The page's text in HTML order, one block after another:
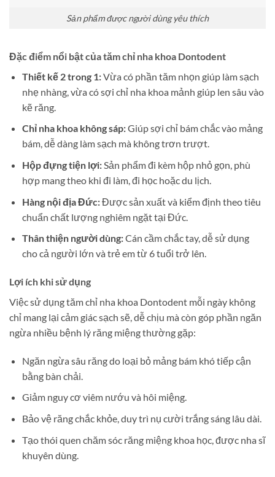
Sản phẩm được người dùng yêu thích
Đặc điểm nổi bật của tăm chỉ nha khoa Dontodent
Thiết kế 2 trong 1:Vừa có phần tăm nhọn giúp làm sạch
nhẹ nhàng, vừa có sợi chỉ nha khoa mảnh giúp len sâu vào
kẽ răng.
Chỉ nha khoa không sáp:Giúp sợi chỉ bám chắc vào mảng
bám, dễ dàng làm sạch mà không trơn trượt.
Hộp đựng tiện lợi:Sản phẩm đi kèm hộp nhỏ gọn, phù
hợp mang theo khi đi làm, đi học hoặc du lịch.
Hàng nội địa Đức:Được sản xuất và kiểm định theo tiêu
chuẩn chất lượng nghiêm ngặt tại Đức.
Thân thiện người dùng:Cán cầm chắc tay, dễ sử dụng
cho cả người lớn và trẻ em từ 6 tuổi trở lên.
Lợi ích khi sử dụng
Việc sử dụng tăm chỉ nha khoa Dontodent mỗi ngày không
chỉ mang lại cảm giác sạch sẽ, dễ chịu mà còn góp phần ngăn
ngừa nhiều bệnh lý răng miệng thường gặp:
Ngăn ngừa sâu răng do loại bỏ mảng bám khó tiếp cận
bằng bàn chải.
Giảm nguy cơ viêm nướu và hôi miệng.
Bảo vệ răng chắc khỏe, duy trì nụ cười trắng sáng lâu dài.
Tạo thói quen chăm sóc răng miệng khoa học, được nha sĩ
khuyên dùng.